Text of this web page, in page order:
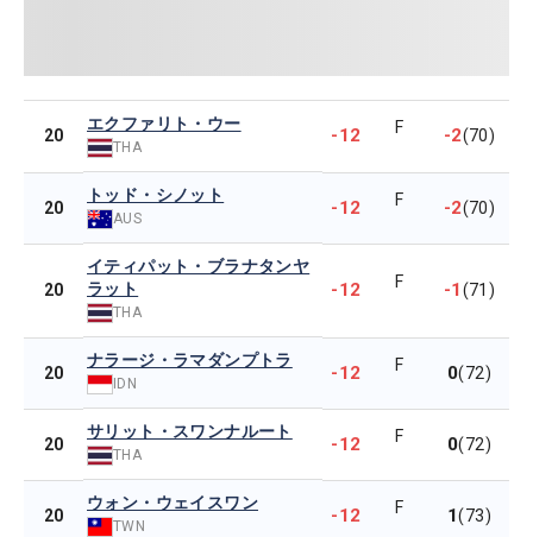
20
エクファリト・ウー
THA
-12 F -2(70)
20
トッド・シノット
AUS -12 F -2(70)
20
イティパット・ブラナタンヤ
ラット
THA
-12 F -1(71)
20
ナラージ・ラマダンプトラ
IDN -12 F 0(72)
20
サリット・スワンナルート
THA -12 F 0(72)
20
ウォン・ウェイスワン
TWN -12 F 1(73)